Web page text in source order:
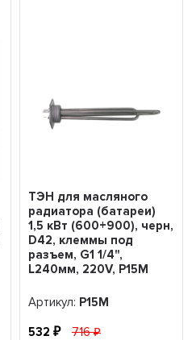
ТЭН для масляного
радиатора (батареи)
1,5 кВт (600+900), черн,
D42, клеммы под
разъем, G1 1/4",
L240мм, 220V, Р15М
Артикул: Р15М
532 716